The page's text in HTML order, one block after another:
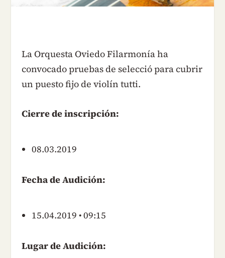
La Orquesta Oviedo Filarmonía ha
convocado pruebas de selecció para cubrir
un puesto fijo de violín tutti.
Cierre de inscripción:
08.03.2019
Fecha de Audición:
15.04.2019 • 09:15
Lugar de Audición: